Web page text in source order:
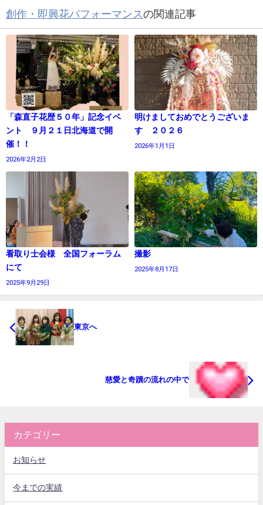
創作・即興花パフォーマンスの関連記事
「森直子花歴５０年」記念イベ
ント ９月２１日北海道で開
催！！
2026年2月2日
明けましておめでとうございま
す ２０２６
2026年1月1日
看取り士会様 全国フォーラム
にて
2025年9月29日
撮影
2025年8月17日
東京へ
慈愛と奇蹟の流れの中で
カテゴリー
お知らせ
今までの実績